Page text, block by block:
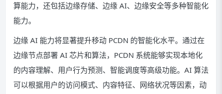
算能力，还包括边缘存储、边缘 AI、边缘安全等多种智能化
能力。
边缘 AI 能力将显著提升移动 PCDN 的智能化水平。通过在
边缘节点部署 AI 芯片和算法，PCDN 系统能够实现本地化
的内容理解、用户行为预测、智能调度等高级功能。AI 算法
可以根据用户的访问模式、内容特征、网络状况等因素，动